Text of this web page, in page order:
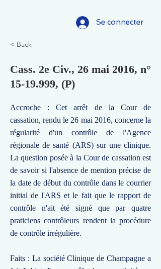
Se connecter
< Back
Cass. 2e Civ., 26 mai 2016, n°
15-19.999, (P)
Accroche : Cet arrêt de la Cour de
cassation, rendu le 26 mai 2016, concerne la
régularité d'un contrôle de l'Agence
régionale de santé (ARS) sur une clinique.
La question posée à la Cour de cassation est
de savoir si l'absence de mention précise de
la date de début du contrôle dans le courrier
initial de l'ARS et le fait que le rapport de
contrôle n'ait été signé que par quatre
praticiens contrôleurs rendent la procédure
de contrôle irrégulière.
Faits : La société Clinique de Champagne a